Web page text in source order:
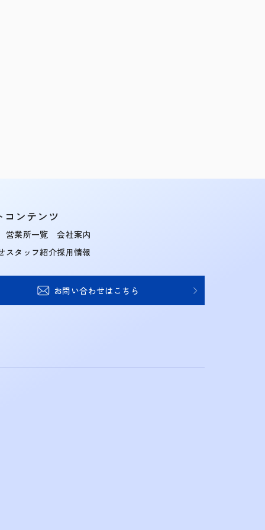
コンテンツ
営業所一覧
スタッフ紹介
会社案内
採用情報
お問い合わせはこちら